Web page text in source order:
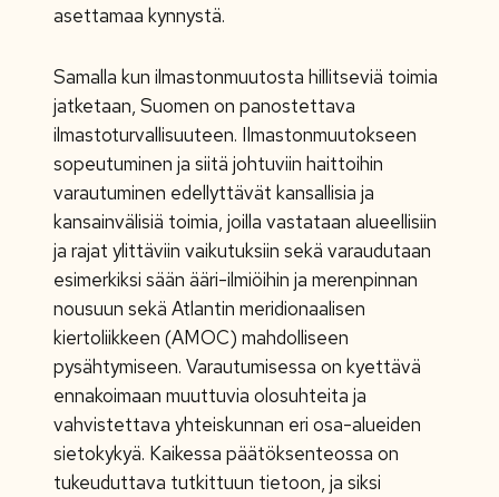
asettamaa kynnystä.
Samalla kun ilmastonmuutosta hillitseviä toimia
jatketaan, Suomen on panostettava
ilmastoturvallisuuteen. Ilmastonmuutokseen
sopeutuminen ja siitä johtuviin haittoihin
varautuminen edellyttävät kansallisia ja
kansainvälisiä toimia, joilla vastataan alueellisiin
ja rajat ylittäviin vaikutuksiin sekä varaudutaan
esimerkiksi sään ääri-ilmiöihin ja merenpinnan
nousuun sekä Atlantin meridionaalisen
kiertoliikkeen (AMOC) mahdolliseen
pysähtymiseen. Varautumisessa on kyettävä
ennakoimaan muuttuvia olosuhteita ja
vahvistettava yhteiskunnan eri osa-alueiden
sietokykyä. Kaikessa päätöksenteossa on
tukeuduttava tutkittuun tietoon, ja siksi